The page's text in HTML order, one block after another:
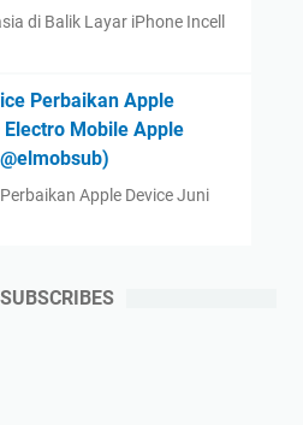
di Balik Layar iPhone Incell
Perbaikan Apple
Mobile Apple
Apple Device Juni